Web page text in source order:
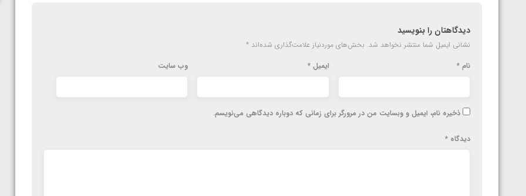
دیدگاهتان را بنویسید
نشانی ایمیل شما منتشر نخواهد شد. بخش‌های موردنیاز علامت‌گذاری شده‌اند *
نام * ایمیل* وب‌ سایت
ذخیره نام، ایمیل و وبسایت من در مرورگر برای زمانی که دوباره دیدگاهی می‌نویسم.
دیدگاه *